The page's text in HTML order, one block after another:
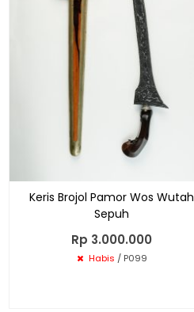
Keris Brojol Pamor Wos Wutah
Sepuh
Rp 3.000.000
Habis / P099